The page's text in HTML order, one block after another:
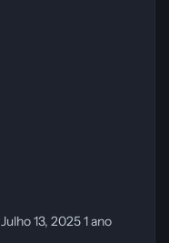
Julho 13, 20251 ano